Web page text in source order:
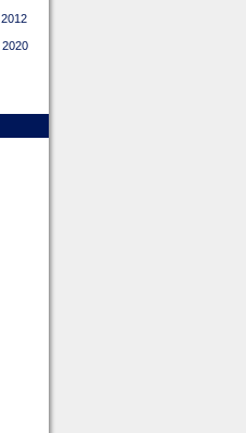
2012
2020